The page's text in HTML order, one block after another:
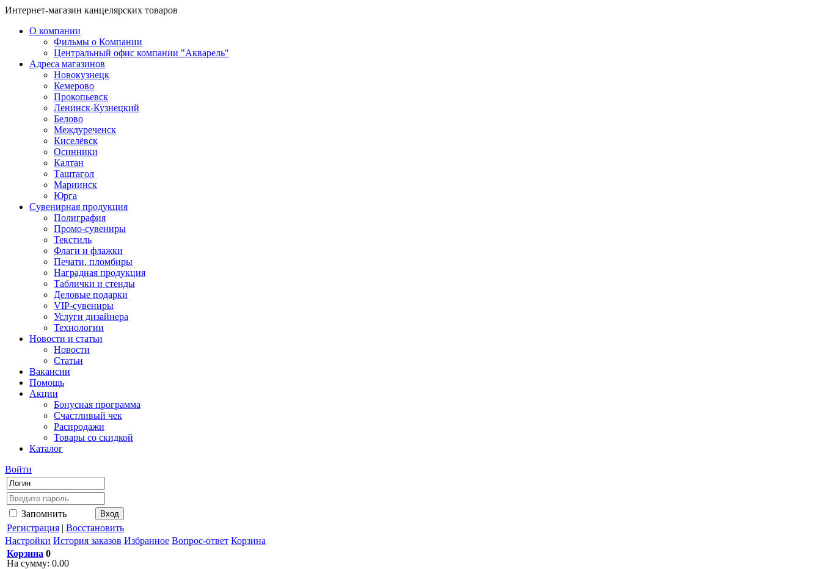
Интернет-магазин канцелярских товаров
О компании
Фильмы о Компании
Центральный офис компании "Акварель"
Адреса магазинов
Новокузнецк
Кемерово
Прокопьевск
Ленинск-Кузнецкий
Белово
Междуреченск
Киселёвск
Осинники
Калтан
Таштагол
Мариинск
Юрга
Сувенирная продукция
Полиграфия
Промо-сувениры
Текстиль
Флаги и флажки
Печати, пломбиры
Наградная продукция
Таблички и стенды
Деловые подарки
VIP-сувениры
Услуги дизайнера
Технологии
Новости и статьи
Новости
Статьи
Вакансии
Помощь
Акции
Бонусная программа
Счастливый чек
Распродажи
Товары со скидкой
Каталог
Войти
Запомнить
Регистрация | Восстановить
Настройки История заказов Избранное Вопрос-ответ Корзина
Корзина 0
На сумму: 0.00